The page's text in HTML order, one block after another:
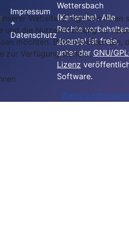
Impressum
+
Datenschutz
Wettersbach
(Karlsruhe). Alle
Rechte
Joomla!ist freie,
unter der GNU/
Lizenz
Software.
Website. Einige von
und die Nutzererfahrung zu
möchten. Bitte beachten
zur Verfügung stehen.
Weitere